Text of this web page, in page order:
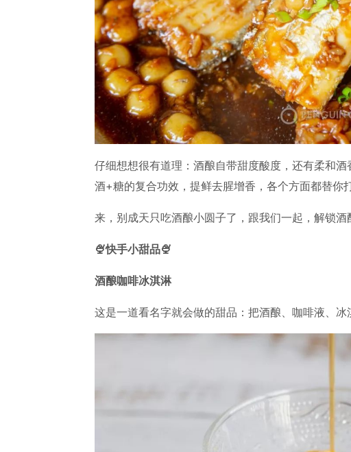
仔细想想很有道理：酒酿自带甜度酸度，还有柔和
酒+糖的复合功效，提鲜去腥增香，各个方面都替你
来，别成天只吃酒酿小圆子了，跟我们一起，解锁
🍨快手小甜品🍨
酒酿咖啡冰淇淋
这是一道看名字就会做的甜品：把酒酿、咖啡液、